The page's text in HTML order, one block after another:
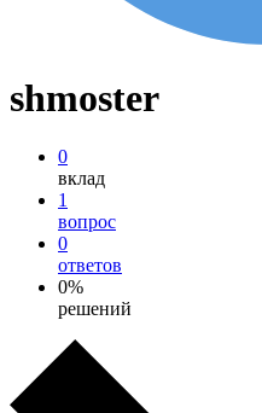
shmoster
0
вклад
1
вопрос
0
ответов
0%
решений